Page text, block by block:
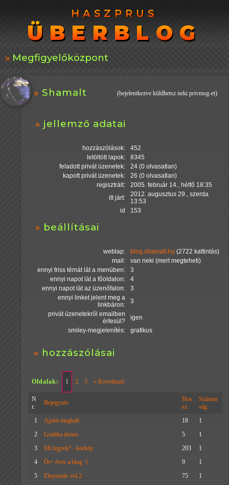
HASZPRUS
ÜBERBLOG
HASZPRUS
ÜBERBLOG
Megfigyelőközpont
Shamalt (bejelentkezve küldhetsz neki privmsg-et)
jellemző adatai
hozzászólások:
452
letöltött lapok:
8345
feladott privát üzenetek:
24 (0 olvasatlan)
kapott privát üzenetek:
26 (0 olvasatlan)
regisztrált:
2005. február 14., hétfő 18:35
itt járt:
2012. augusztus 29., szerda
13:53
id
153
beállításai
weblap: blog.shamalt.hu (2722 kattintás)
mail:
van neki (mert megteheti)
ennyi friss témát lát a menüben:
3
ennyi napot lát a főoldalon:
4
ennyi napot lát az üzenőfalon:
3
ennyi linket jelent meg a
linkbáron:
3
privát üzenetekről emailben
értesül?
igen
smiley-megjelenítés:
grafikus
hozzászólásai
Oldalak: 1 2 3 » Következő
N
r.
Bejegyzés
Hos
sz
Számos
ság
1
Apám meghalt 18
1
2
Grafika donez 5
1
3
Mi legyek? - körkép 203
1
4
Öt+ éves a blog :) 9
1
5
Elnyomás vol.2 75
1